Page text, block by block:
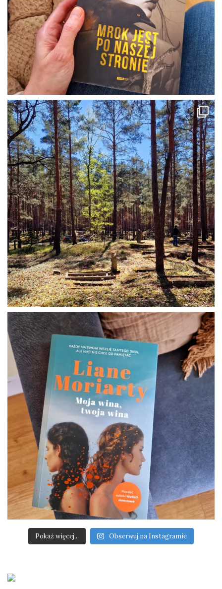
Pokaż więcej... Obserwuj na Instagramie